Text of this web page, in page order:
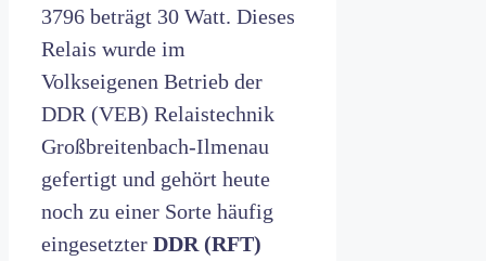
3796 beträgt 30 Watt. Dieses
Relais wurde im
Volkseigenen Betrieb der
DDR (VEB) Relaistechnik
Großbreitenbach-Ilmenau
gefertigt und gehört heute
noch zu einer Sorte häufig
eingesetzter DDR (RFT)